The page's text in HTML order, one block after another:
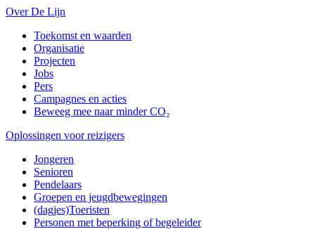
Over De Lijn
Toekomst en waarden
Organisatie
Projecten
Jobs
Pers
Campagnes en acties
Beweeg mee naar minder CO₂
Oplossingen voor reizigers
Jongeren
Senioren
Pendelaars
Groepen en jeugdbewegingen
(dagjes)Toeristen
Personen met beperking of begeleider